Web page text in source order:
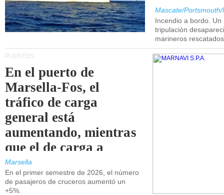
Mascate/
Incendio a bordo.
tripulación
marineros
PUERTOS
En el puerto de
Marsella-Fos, el
tráfico de carga
general está
aumentando, mientras
que el de carga a
granel está
disminuyendo.
Marsella
En el primer semestre de 2026, el número
de pasajeros de cruceros aumentó un
+5%.